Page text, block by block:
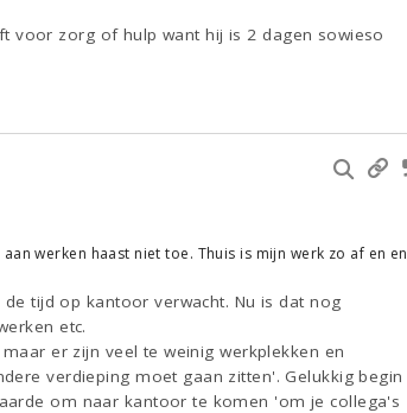
voor zorg of hulp want hij is 2 dagen sowieso
werken haast niet toe. Thuis is mijn werk zo af en en
tijd op kantoor verwacht. Nu is dat nog
etc.
er zijn veel te weinig werkplekken en
verdieping moet gaan zitten'. Gelukkig begin
om naar kantoor te komen 'om je collega's